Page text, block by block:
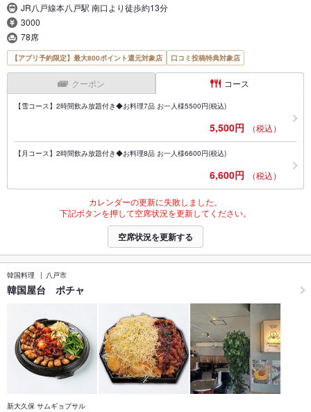
JR八戸線本八戸駅 南口より徒歩約13分
3000
78席
【アプリ予約限定】最大800ポイント還元対象店 口コミ投稿特典対象店
クーポン コース
【雪コース】2時間飲み放題付き◆お料理7品 お一人様5500円(税込)
5,500円 （税込）
【月コース】2時間飲み放題付き◆お料理8品 お一人様6600円(税込)
6,600円 （税込）
カレンダーの更新に失敗しました。
下記ボタンを押して空席状況を更新してください。
空席状況を更新する
韓国料理 八戸市
韓国屋台 ポチャ
新大久保 サムギョプサル